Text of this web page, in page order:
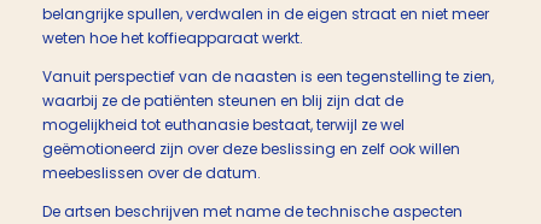
belangrijke spullen, verdwalen in de eigen straat en niet meer
weten hoe het koffieapparaat werkt.
Vanuit perspectief van de naasten is een tegenstelling te zien,
waarbij ze de patiënten steunen en blij zijn dat de
mogelijkheid tot euthanasie bestaat, terwijl ze wel
geëmotioneerd zijn over deze beslissing en zelf ook willen
meebeslissen over de datum.
De artsen beschrijven met name de technische aspecten